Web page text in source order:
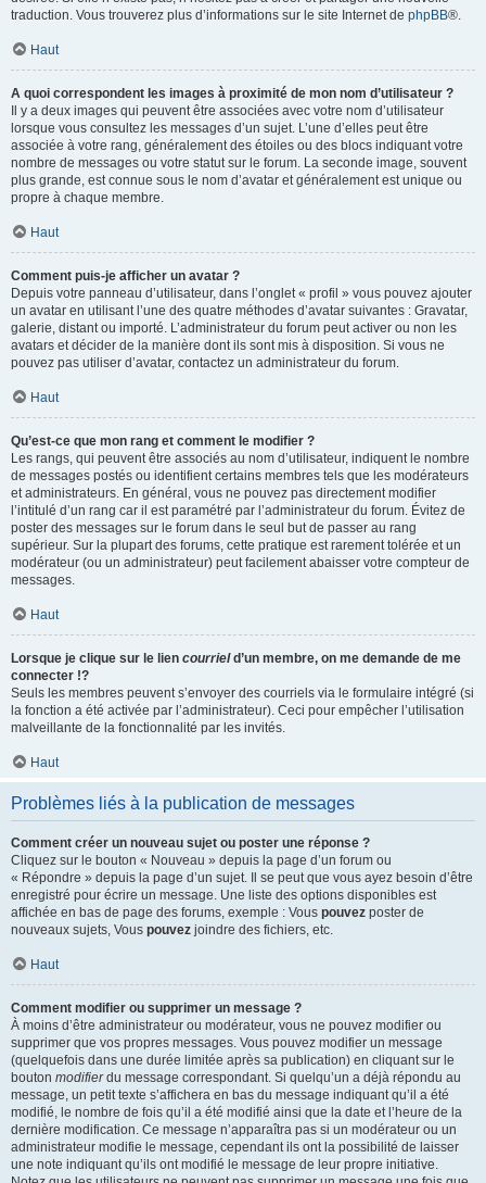
traduction. Vous trouverez plus d’informations sur le site Internet de phpBB®.
Haut
A quoi correspondent les images à proximité de mon nom d’utilisateur ?
Il y a deux images qui peuvent être associées avec votre nom d’utilisateur
lorsque vous consultez les messages d’un sujet. L’une d’elles peut être
associée à votre rang, généralement des étoiles ou des blocs indiquant votre
nombre de messages ou votre statut sur le forum. La seconde image, souvent
plus grande, est connue sous le nom d’avatar et généralement est unique ou
propre à chaque membre.
Haut
Comment puis-je afficher un avatar ?
Depuis votre panneau d’utilisateur, dans l’onglet « profil » vous pouvez ajouter
un avatar en utilisant l’une des quatre méthodes d’avatar suivantes : Gravatar,
galerie, distant ou importé. L’administrateur du forum peut activer ou non les
avatars et décider de la manière dont ils sont mis à disposition. Si vous ne
pouvez pas utiliser d’avatar, contactez un administrateur du forum.
Haut
Qu’est-ce que mon rang et comment le modifier ?
Les rangs, qui peuvent être associés au nom d’utilisateur, indiquent le nombre
de messages postés ou identifient certains membres tels que les modérateurs
et administrateurs. En général, vous ne pouvez pas directement modifier
l’intitulé d’un rang car il est paramétré par l’administrateur du forum. Évitez de
poster des messages sur le forum dans le seul but de passer au rang
supérieur. Sur la plupart des forums, cette pratique est rarement tolérée et un
modérateur (ou un administrateur) peut facilement abaisser votre compteur de
messages.
Haut
Lorsque je clique sur le lien courrield’un membre, on me demande de me
connecter !?
Seuls les membres peuvent s’envoyer des courriels via le formulaire intégré (si
la fonction a été activée par l’administrateur). Ceci pour empêcher l’utilisation
malveillante de la fonctionnalité par les invités.
Haut
Problèmes liés à la publication de messages
Comment créer un nouveau sujet ou poster une réponse ?
Cliquez sur le bouton « Nouveau » depuis la page d’un forum ou
« Répondre » depuis la page d’un sujet. Il se peut que vous ayez besoin d’être
enregistré pour écrire un message. Une liste des options disponibles est
affichée en bas de page des forums, exemple : Vous pouvez poster de
nouveaux sujets, Vous pouvez joindre des fichiers, etc.
Haut
Comment modifier ou supprimer un message ?
À moins d’être administrateur ou modérateur, vous ne pouvez modifier ou
supprimer que vos propres messages. Vous pouvez modifier un message
(quelquefois dans une durée limitée après sa publication) en cliquant sur le
bouton modifierdu message correspondant. Si quelqu’un a déjà répondu au
message, un petit texte s’affichera en bas du message indiquant qu’il a été
modifié, le nombre de fois qu’il a été modifié ainsi que la date et l’heure de la
dernière modification. Ce message n’apparaîtra pas si un modérateur ou un
administrateur modifie le message, cependant ils ont la possibilité de laisser
une note indiquant qu’ils ont modifié le message de leur propre initiative.